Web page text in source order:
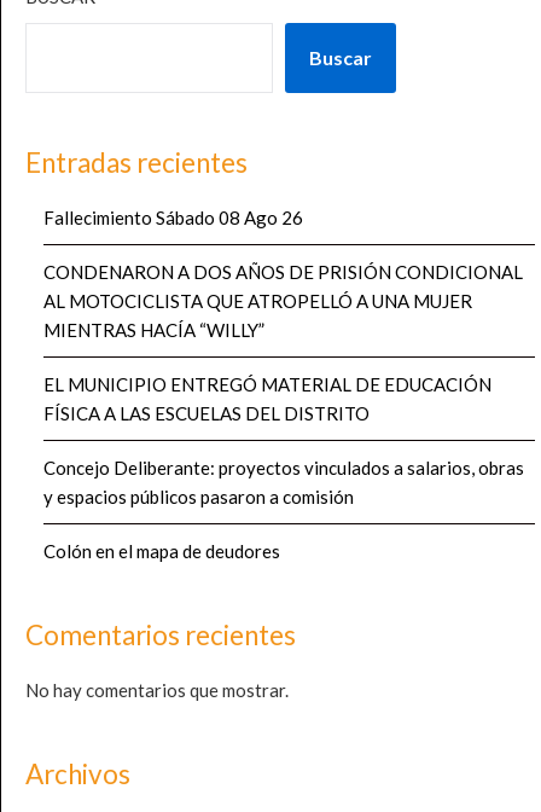
Buscar
Entradas recientes
Fallecimiento Sábado 08 Ago 26
CONDENARON A DOS AÑOS DE PRISIÓN CONDICIONAL
AL MOTOCICLISTA QUE ATROPELLÓ A UNA MUJER
MIENTRAS HACÍA “WILLY”
EL MUNICIPIO ENTREGÓ MATERIAL DE EDUCACIÓN
FÍSICA A LAS ESCUELAS DEL DISTRITO
Concejo Deliberante: proyectos vinculados a salarios, obras
y espacios públicos pasaron a comisión
Colón en el mapa de deudores
Comentarios recientes
No hay comentarios que mostrar.
Archivos